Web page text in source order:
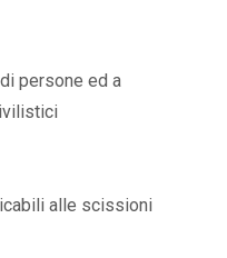
persone ed a
alle scissioni